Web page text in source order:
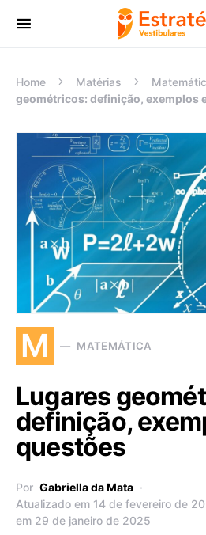
Procurar:
Home Matérias
geométricos: definição, exemplos
M MATEMÁTICA
Lugares
definição,
questões
Por Gabriella da Mata
Atualizado em 14 de fevereiro de
em 29 de janeiro de 2025